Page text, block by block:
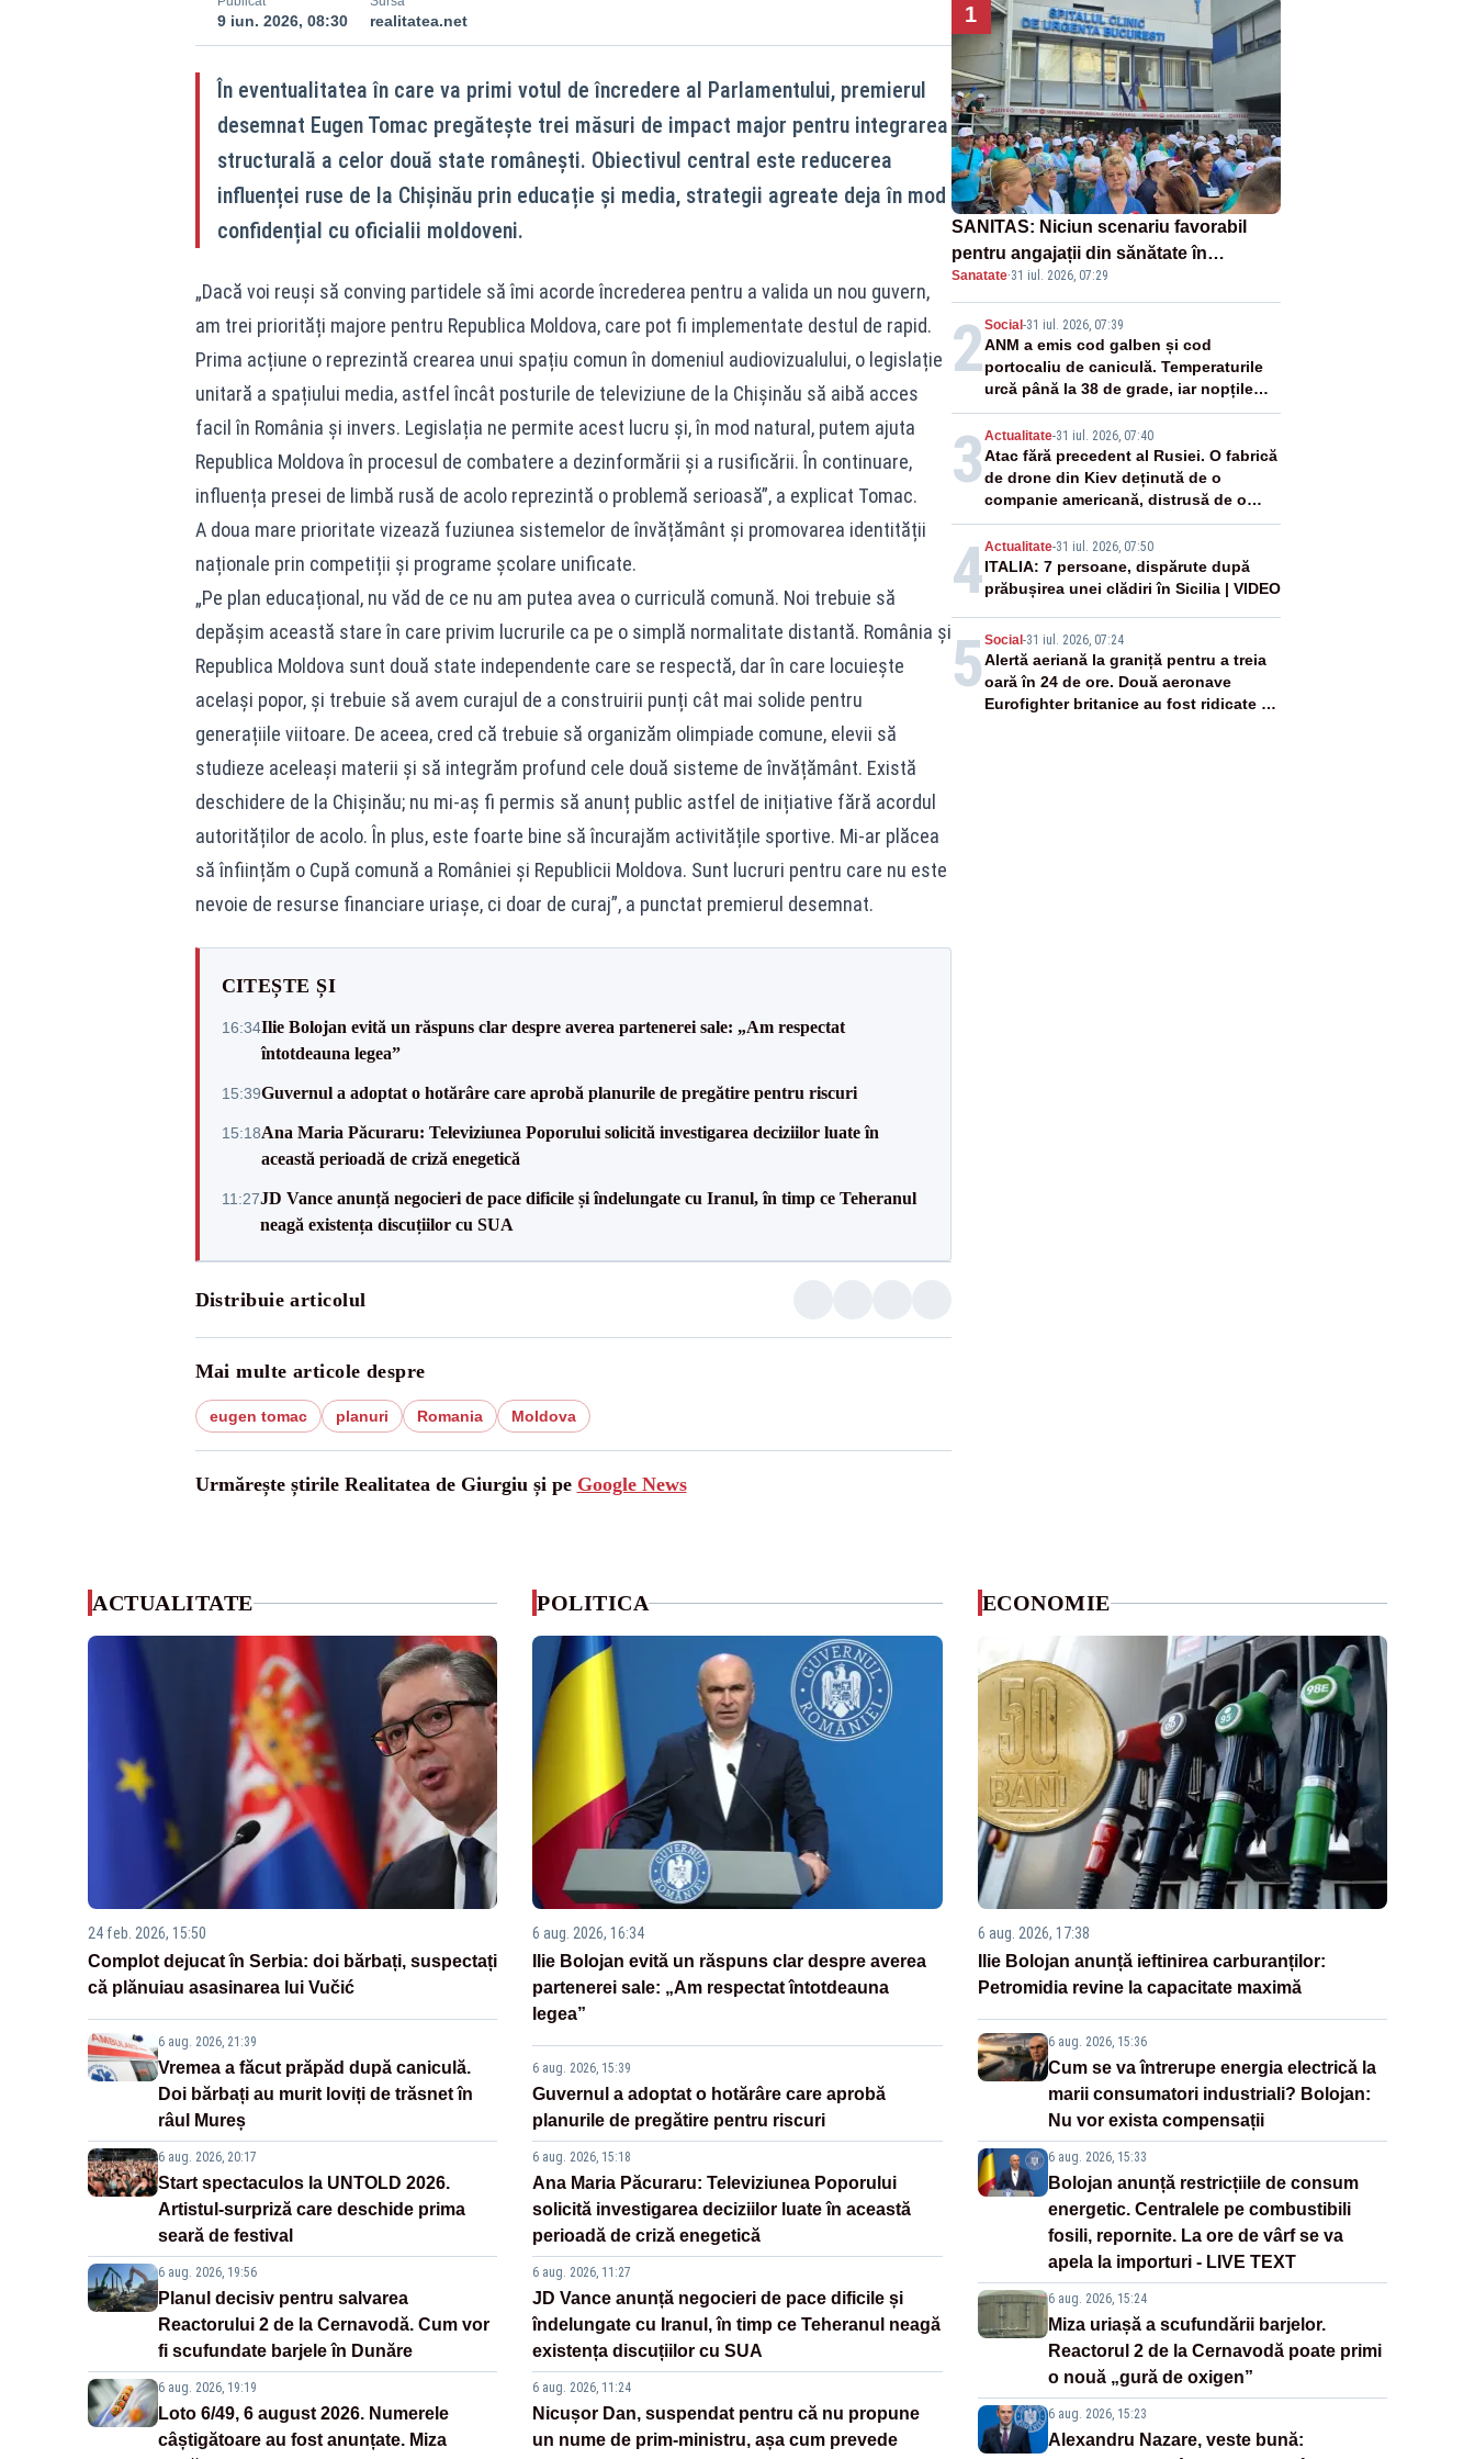
9 iun. 2026, 08:30 realitatea.net
În eventualitatea în care va primi votul de încredere al Parlamentului, premierul
desemnat Eugen Tomac pregătește trei măsuri de impact major pentru integrarea
structurală a celor două state românești. Obiectivul central este reducerea
influenței ruse de la Chișinău prin educație și media, strategii agreate deja în mod
confidențial cu oficialii moldoveni.
„Dacă voi reuși să conving partidele să îmi acorde încrederea pentru a valida un nou guvern,
am trei priorități majore pentru Republica Moldova, care pot fi implementate destul de rapid.
Prima acțiune o reprezintă crearea unui spațiu comun în domeniul audiovizualului, o legislație
unitară a spațiului media, astfel încât posturile de televiziune de la Chișinău să aibă acces
facil în România și invers. Legislația ne permite acest lucru și, în mod natural, putem ajuta
Republica Moldova în procesul de combatere a dezinformării și a rusificării. În continuare,
influența presei de limbă rusă de acolo reprezintă o problemă serioasă”, a explicat Tomac.
A doua mare prioritate vizează fuziunea sistemelor de învățământ și promovarea identității
naționale prin competiții și programe școlare unificate.
„Pe plan educațional, nu văd de ce nu am putea avea o curriculă comună. Noi trebuie să
depășim această stare în care privim lucrurile ca pe o simplă normalitate distantă. România și
Republica Moldova sunt două state independente care se respectă, dar în care locuiește
același popor, și trebuie să avem curajul de a construirii punți cât mai solide pentru
generațiile viitoare. De aceea, cred că trebuie să organizăm olimpiade comune, elevii să
studieze aceleași materii și să integrăm profund cele două sisteme de învățământ. Există
deschidere de la Chișinău; nu mi-aș fi permis să anunț public astfel de inițiative fără acordul
autorităților de acolo. În plus, este foarte bine să încurajăm activitățile sportive. Mi-ar plăcea
să înființăm o Cupă comună a României și Republicii Moldova. Sunt lucruri pentru care nu este
nevoie de resurse financiare uriașe, ci doar de curaj”, a punctat premierul desemnat.
CITEȘTE ȘI
16:34Ilie Bolojan evită un răspuns clar despre averea partenerei sale: „Am respectat
întotdeauna legea”
15:39Guvernul a adoptat o hotărâre care aprobă planurile de pregătire pentru riscuri
15:18Ana Maria Păcuraru: Televiziunea Poporului solicită investigarea deciziilor luate în
această perioadă de criză enegetică
11:27JD Vance anunță negocieri de pace dificile și îndelungate cu Iranul, în timp ce Teheranul
neagă existența discuțiilor cu SUA
Distribuie articolul
Mai multe articole despre
eugen tomac planuri Romania Moldova
Urmărește știrile Realitatea de Giurgiu și pe Google News
1
SANITAS: Niciun scenariu favorabil
pentru angajații din sănătate în
proiectul Legii salarizării
Sanatate·31 iul. 2026, 07:29
2Social -31 iul. 2026, 07:39
ANM a emis cod galben și cod
portocaliu de caniculă. Temperaturile
urcă până la 38 de grade, iar nopțile
devin tropicale
3 Actualitate-31 iul. 2026, 07:40
Atac fără precedent al Rusiei. O fabrică
de drone din Kiev deținută de o
companie americană, distrusă de o
rachetă rusească
4Actualitate-31 iul. 2026, 07:50
ITALIA: 7 persoane, dispărute după
prăbușirea unei clădiri în Sicilia | VIDEO
5 Social -31 iul. 2026, 07:24
Alertă aeriană la graniță pentru a treia
oară în 24 de ore. Două aeronave
Eurofighter britanice au fost ridicate de
ACTUALITATE
24 feb. 2026, 15:50
Complot dejucat în Serbia: doi bărbați, suspectați
că plănuiau asasinarea lui Vučić
6 aug. 2026, 21:39
Vremea a făcut prăpăd după caniculă.
Doi bărbați au murit loviți de trăsnet în
râul Mureș
6 aug. 2026, 20:17
Start spectaculos la UNTOLD 2026.
Artistul-surpriză care deschide prima
seară de festival
6 aug. 2026, 19:56
Planul decisiv pentru salvarea
Reactorului 2 de la Cernavodă. Cum vor
fi scufundate barjele în Dunăre
6 aug. 2026, 19:19
Loto 6/49, 6 august 2026. Numerele
câștigătoare au fost anunțate. Miza
POLITICA
6 aug. 2026, 16:34
Ilie Bolojan evită un răspuns clar despre averea
partenerei sale: „Am respectat întotdeauna
legea”
6 aug. 2026, 15:39
Guvernul a adoptat o hotărâre care aprobă
planurile de pregătire pentru riscuri
6 aug. 2026, 15:18
Ana Maria Păcuraru: Televiziunea Poporului
solicită investigarea deciziilor luate în această
perioadă de criză enegetică
6 aug. 2026, 11:27
JD Vance anunță negocieri de pace dificile și
îndelungate cu Iranul, în timp ce Teheranul neagă
existența discuțiilor cu SUA
6 aug. 2026, 11:24
Nicușor Dan, suspendat pentru că nu propune
un nume de prim-ministru, așa cum prevede
ECONOMIE
6 aug. 2026, 17:38
Ilie Bolojan anunță ieftinirea carburanților:
Petromidia revine la capacitate maximă
6 aug. 2026, 15:36
Cum se va întrerupe energia electrică la
marii consumatori industriali? Bolojan:
Nu vor exista compensații
6 aug. 2026, 15:33
Bolojan anunță restricțiile de consum
energetic. Centralele pe combustibili
fosili, repornite. La ore de vârf se va
apela la importuri - LIVE TEXT
6 aug. 2026, 15:24
Miza uriașă a scufundării barjelor.
Reactorul 2 de la Cernavodă poate primi
o nouă „gură de oxigen”
6 aug. 2026, 15:23
Alexandru Nazare, veste bună: